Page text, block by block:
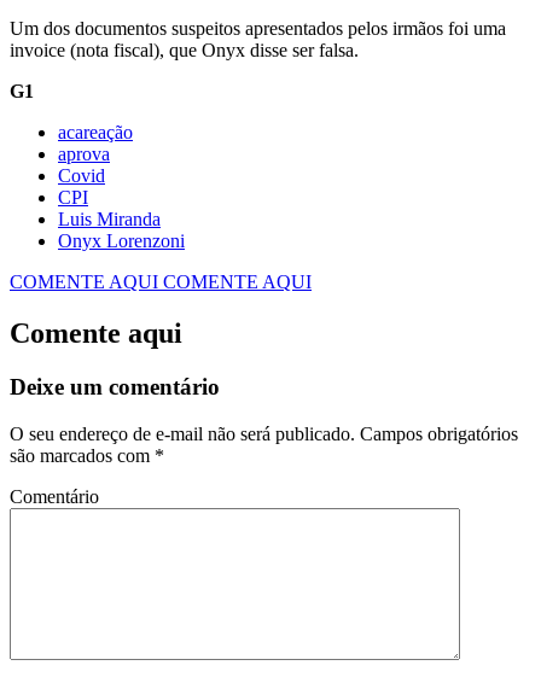
Um dos documentos suspeitos apresentados pelos irmãos foi uma
invoice (nota fiscal), que Onyx disse ser falsa.
G1
acareação
aprova
Covid
CPI
Luis Miranda
Onyx Lorenzoni
COMENTE AQUI COMENTE AQUI
Comente aqui
Deixe um comentário
O seu endereço de e-mail não será publicado. Campos obrigatórios
são marcados com *
Comentário